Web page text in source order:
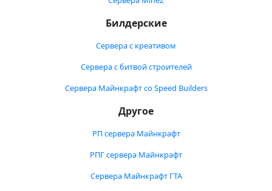
Билдерские
Сервера с креативом
Сервера с битвой строителей
Сервера Майнкрафт со Speed Builders
Другое
РП сервера Майнкрафт
РПГ сервера Майнкрафт
Сервера Майнкрафт ГТА